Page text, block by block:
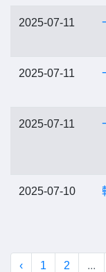
2025-07-11
2025-07-11
2025-07-11
2025-07-10
‹ 1 2 ...